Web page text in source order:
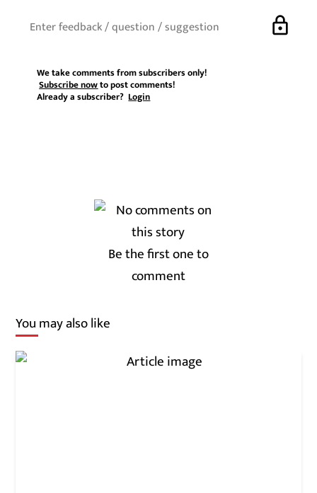
lock
We take comments from subscribers only!
Subscribe nowto post comments!
Already a subscriber?Login
Be the first one to
comment
You may also like